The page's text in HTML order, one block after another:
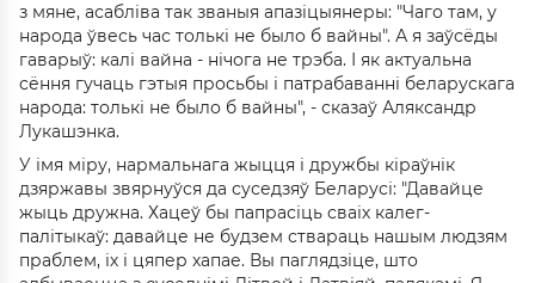
з мяне, асабліва так званыя апазіцыянеры: "Чаго там, у
народа ўвесь час толькі не было б вайны". А я заўсёды
гаварыў: калі вайна - нічога не трэба. І як актуальна
сёння гучаць гэтыя просьбы і патрабаванні беларускага
народа: толькі не было б вайны", - сказаў Аляксандр
Лукашэнка.
У імя міру, нармальнага жыцця і дружбы кіраўнік
дзяржавы звярнуўся да суседзяў Беларусі: "Давайце
жыць дружна. Хацеў бы папрасіць сваіх калег-
палітыкаў: давайце не будзем ствараць нашым людзям
праблем, іх і цяпер хапае. Вы паглядзіце, што